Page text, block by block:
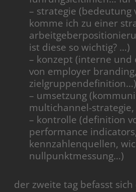
– strategie (bedeutung
komme ich zu einer
ist diese so wichtig? …)
– konzept (interne
von employer branding,
zielgruppendefinition…)
– umsetzung
multichannel-
– kontrolle (definition
performance
kennzahlenquellen,
nullpunktmessung…)
der zweite tag befasst